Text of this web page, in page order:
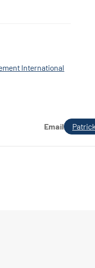
International
Email